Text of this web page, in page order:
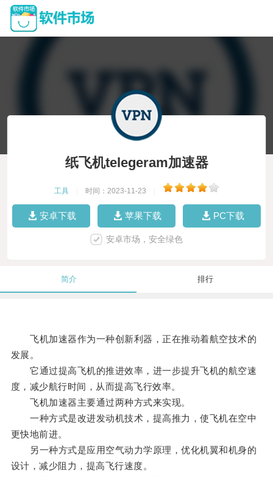
纸飞机telegeram加速器
工具 时间：2023-11-23
安卓下载 苹果下载 PC下载
安卓市场，安全绿色
简介 排行
飞机加速器作为一种创新利器，正在推动着航空技术的
发展。
它通过提高飞机的推进效率，进一步提升飞机的航空速
度，减少航行时间，从而提高飞行效率。
飞机加速器主要通过两种方式来实现。
一种方式是改进发动机技术，提高推力，使飞机在空中
更快地前进。
另一种方式是应用空气动力学原理，优化机翼和机身的
设计，减少阻力，提高飞行速度。